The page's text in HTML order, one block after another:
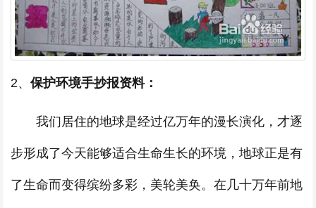
2、 保护环境手抄报资料：
我们居住的地球是经过亿万年的漫长演化，才逐
步形成了今天能够适合生命生长的环境，地球正是有
了生命而变得缤纷多彩，美轮美奂。在几十万年前地